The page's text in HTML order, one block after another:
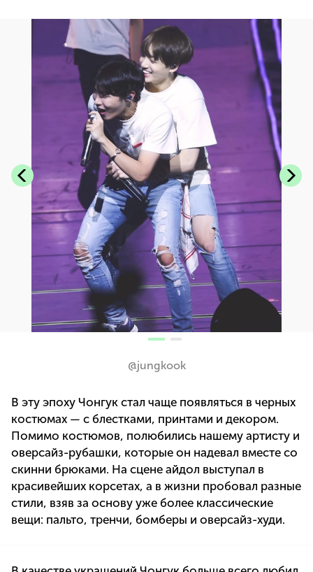
@jungkook
В эту эпоху Чонгук стал чаще появляться в черных
костюмах — с блестками, принтами и декором.
Помимо костюмов, полюбились нашему артисту и
оверсайз-рубашки, которые он надевал вместе со
скинни брюками. На сцене айдол выступал в
красивейших корсетах, а в жизни пробовал разные
стили, взяв за основу уже более классические
вещи: пальто, тренчи, бомберы и оверсайз-худи.